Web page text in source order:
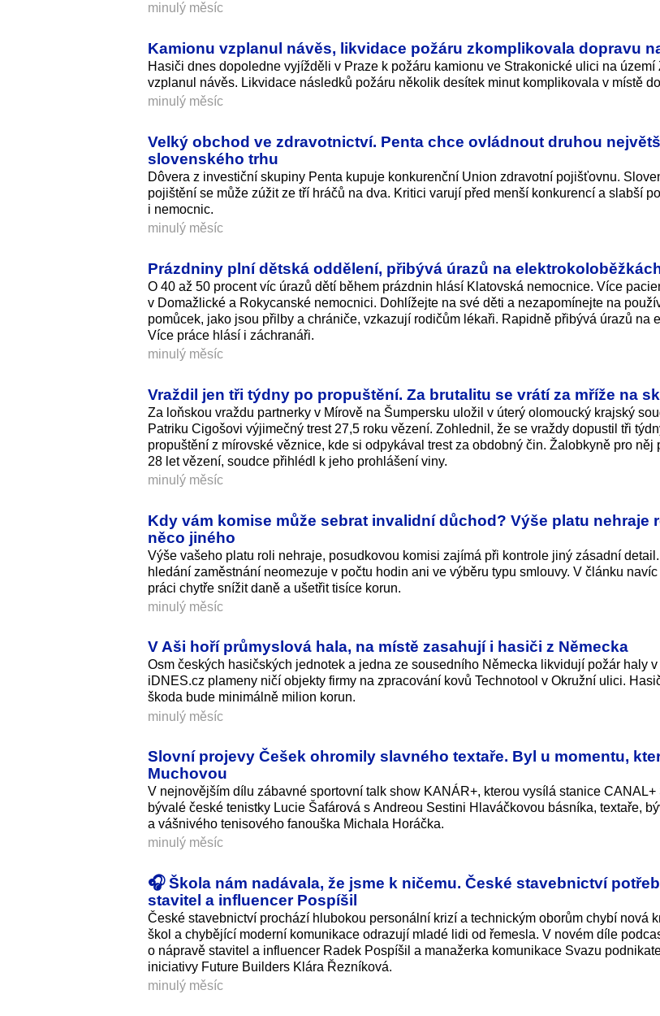
minulý měsíc
Kamionu vzplanul návěs, likvidace požáru zkomplikovala dopravu
Hasiči dnes dopoledne vyjížděli v Praze k požáru kamionu ve Strakonické ulici na
vzplanul návěs. Likvidace následků požáru několik desítek minut komplikovala v místě
minulý měsíc
Velký obchod ve zdravotnictví. Penta chce ovládnout druhou
slovenského trhu
Dôvera z investiční skupiny Penta kupuje konkurenční Union zdravotní pojišťovnu.
pojištění se může zúžit ze tří hráčů na dva. Kritici varují před menší konkurencí a slabší
i nemocnic.
minulý měsíc
Prázdniny plní dětská oddělení, přibývá úrazů na
O 40 až 50 procent víc úrazů dětí během prázdnin hlásí Klatovská nemocnice. Více
v Domažlické a Rokycanské nemocnici. Dohlížejte na své děti a nezapomínejte na
pomůcek, jako jsou přilby a chrániče, vzkazují rodičům lékaři. Rapidně přibývá úrazů na
Více práce hlásí i záchranáři.
minulý měsíc
Vraždil jen tři týdny po propuštění. Za brutalitu se vrátí za mříže na
Za loňskou vraždu partnerky v Mírově na Šumpersku uložil v úterý olomoucký krajský
Patriku Cigošovi výjimečný trest 27,5 roku vězení. Zohlednil, že se vraždy dopustil tři
propuštění z mírovské věznice, kde si odpykával trest za obdobný čin. Žalobkyně pro něj
28 let vězení, soudce přihlédl k jeho prohlášení viny.
minulý měsíc
Kdy vám komise může sebrat invalidní důchod? Výše platu nehraje
něco jiného
Výše vašeho platu roli nehraje, posudkovou komisi zajímá při kontrole jiný zásadní
hledání zaměstnání neomezuje v počtu hodin ani ve výběru typu smlouvy. V článku
práci chytře snížit daně a ušetřit tisíce korun.
minulý měsíc
V Aši hoří průmyslová hala, na místě zasahují i hasiči z Německa
Osm českých hasičských jednotek a jedna ze sousedního Německa likvidují požár haly
iDNES.cz plameny ničí objekty firmy na zpracování kovů Technotool v Okružní ulici.
škoda bude minimálně milion korun.
minulý měsíc
Slovní projevy Češek ohromily slavného textaře. Byl u momentu,
Muchovou
V nejnovějším dílu zábavné sportovní talk show KANÁR+, kterou vysílá stanice CANAL+
bývalé české tenistky Lucie Šafárová s Andreou Sestini Hlaváčkovou básníka, textaře,
a vášnivého tenisového fanouška Michala Horáčka.
minulý měsíc
🎧 Škola nám nadávala, že jsme k ničemu. České stavebnictví
stavitel a influencer Pospíšil
České stavebnictví prochází hlubokou personální krizí a technickým oborům chybí nová
škol a chybějící moderní komunikace odrazují mladé lidi od řemesla. V novém díle
o nápravě stavitel a influencer Radek Pospíšil a manažerka komunikace Svazu
iniciativy Future Builders Klára Řezníková.
minulý měsíc